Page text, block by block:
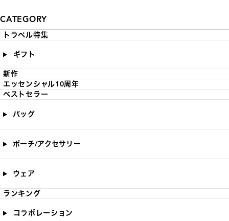
CATEGORY
トラベル特集
ギフト
新作
エッセンシャル10周年
ベストセラー
バッグ
ポーチ/アクセサリー
ウェア
ランキング
コラボレーション